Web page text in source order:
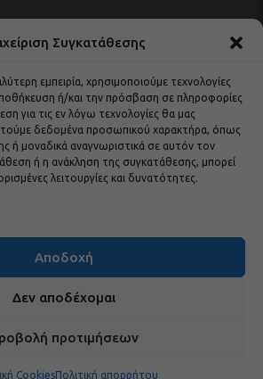
Συγκατάθεσης
εμπειρία, χρησιμοποιούμε τεχνολογίες
ή/και την πρόσβαση σε πληροφορίες
για τις εν λόγω τεχνολογίες θα μας
δεδομένα προσωπικού χαρακτήρα, όπως
ή μοναδικά αναγνωριστικά σε αυτόν τον
ή η ανάκληση της συγκατάθεσης, μπορεί
λειτουργίες και δυνατότητες.
Αποδοχή
Δεν αποδέχομαι
προτιμήσεων
CookiesΠολιτική απορρήτου
τις
τα νέα